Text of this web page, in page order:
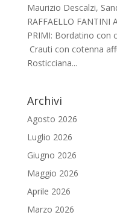
Maurizio Descalzi,
RAFFAELLO FANTINI
PRIMI: Bordatino con
Crauti con cotenna
Rosticciana...
Archivi
Agosto 2026
Luglio 2026
Giugno 2026
Maggio 2026
Aprile 2026
Marzo 2026